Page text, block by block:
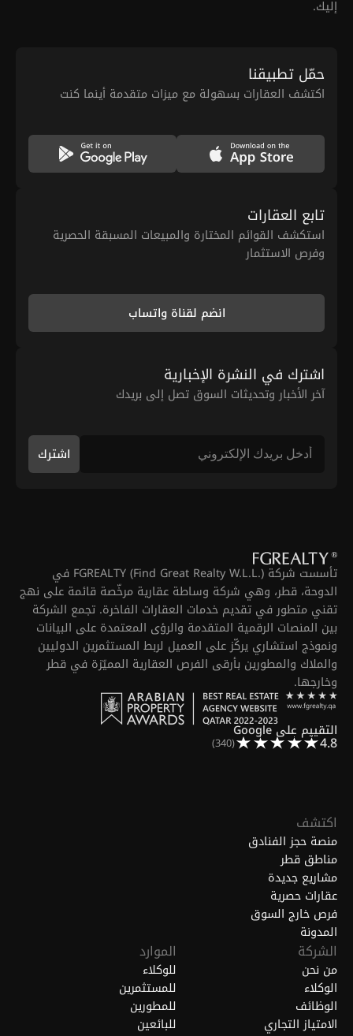
إليك.
حمّل تطبيقنا
اكتشف العقارات بسهولة مع ميزات متقدمة أينما كنت
تابع العقارات
استكشف القوائم المختارة والمبيعات المسبقة الحصرية
وفرص الاستثمار
انضم لقناة واتساب
اشترك في النشرة الإخبارية
آخر الأخبار وتحديثات السوق تصل إلى بريدك
اشترك
تأسست شركة FGREALTY (Find Great Realty W.L.L.) في
الدوحة، قطر، وهي شركة وساطة عقارية مرخّصة قائمة على نهج
تقني متطور في تقديم خدمات العقارات الفاخرة. تجمع الشركة
بين المنصات الرقمية المتقدمة والرؤى المعتمدة على البيانات
ونموذج استشاري يركّز على العميل لربط المستثمرين الدوليين
والملاك والمطورين بأرقى الفرص العقارية المميّزة في قطر
وخارجها.
التقييم على Google
4.8
(340)
اكتشف
منصة حجز الفنادق
مناطق قطر
مشاريع جديدة
عقارات حصرية
فرص خارج السوق
المدونة
الشركة
من نحن
الوكلاء
الوظائف
الامتياز التجاري
الموارد
للوكلاء
للمستثمرين
للمطورين
للبائعين